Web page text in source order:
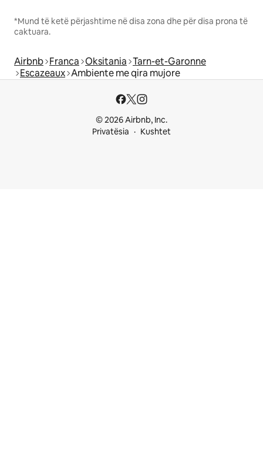
*Mund të ketë përjashtime në disa zona dhe për disa prona të
caktuara.
Airbnb Franca Oksitania Tarn-et-Garonne
Escazeaux Ambiente me qira mujore
© 2026 Airbnb, Inc.
Privatësia
Kushtet